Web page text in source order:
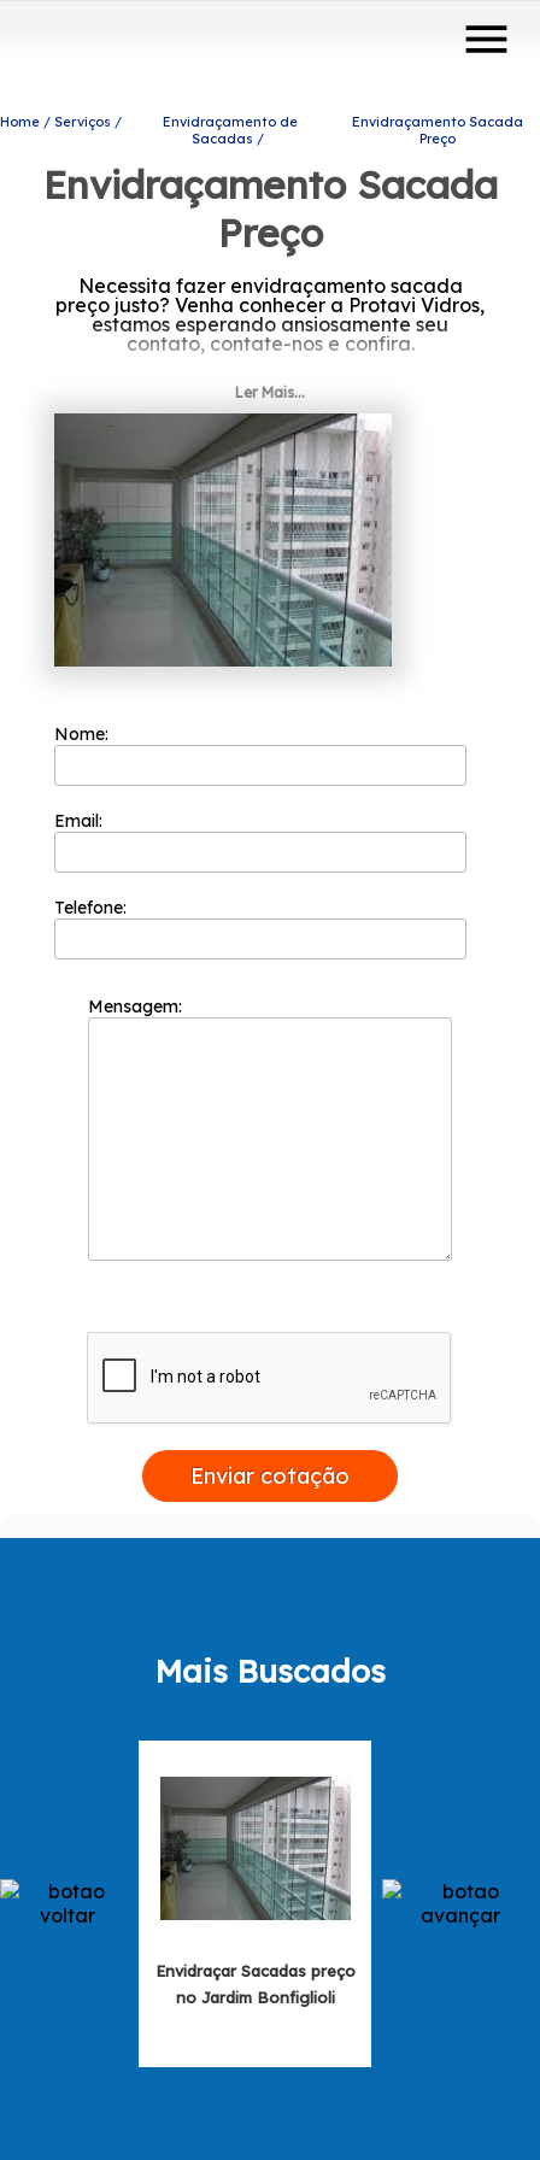
menu
Home Serviços
Envidraçamento de
Sacadas
Envidraçamento Sacada
Preço
Envidraçamento Sacada
Preço
Necessita fazer envidraçamento sacada
preço justo? Venha conhecer a Protavi Vidros,
estamos esperando ansiosamente seu
contato, contate-nos e confira.
Venha nos conhecer e se encantar por nosso
profissionalismo e transparência na prestação
de serviços e atendimento.
Ler Mais...
Nome:
Email:
Telefone:
Mensagem:
Enviar cotação
Mais Buscados
Envidraçar Sacadas preço
no Jardim Bonfiglioli